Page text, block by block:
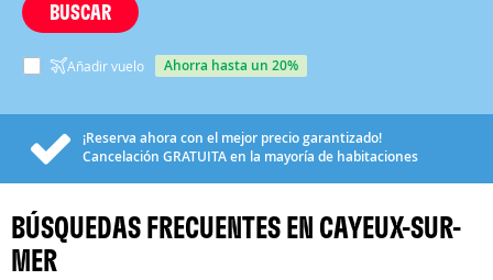
BUSCAR
Añadir vuelo ahorra hasta un 20%
¡Reserva ahora con el mejor precio garantizado!
Cancelación GRATUITAen la mayoría de habitaciones
BÚSQUEDAS FRECUENTES EN CAYEUX-SUR-
MER